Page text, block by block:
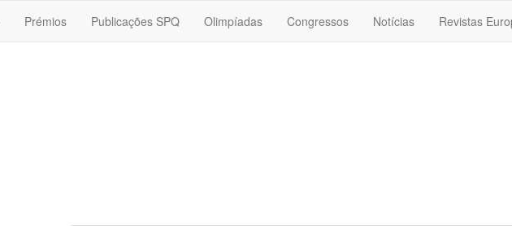
Prémios Publicações SPQ Olimpíadas Congressos Notícias Revistas